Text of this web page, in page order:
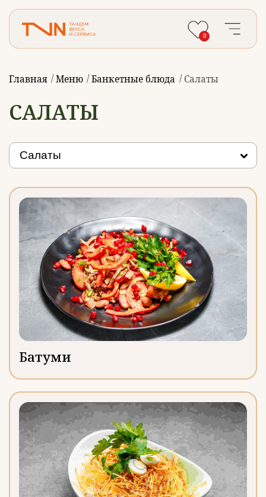
0
Главная Меню Банкетные блюда Салаты
САЛАТЫ
Батуми